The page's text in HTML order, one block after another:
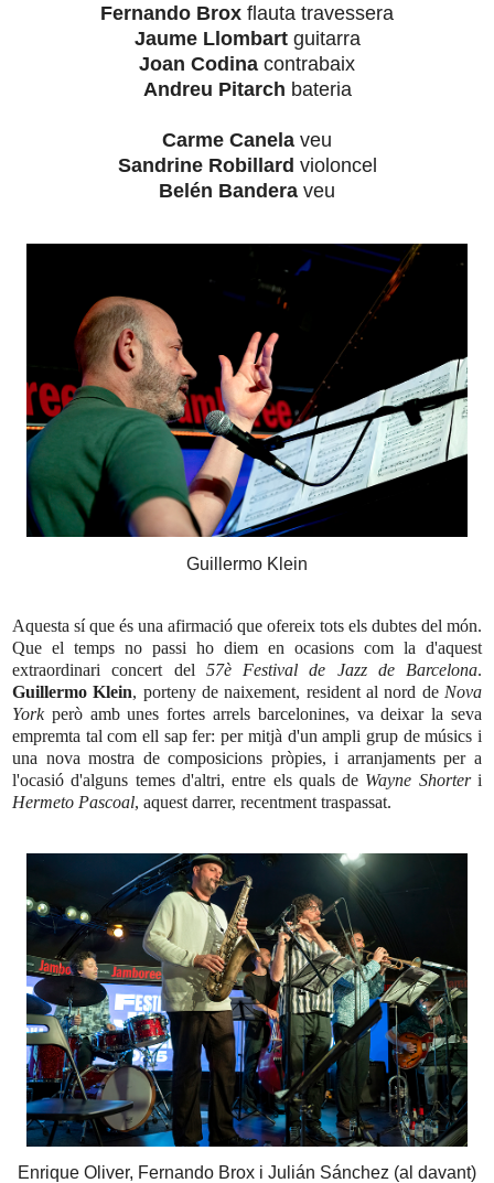
Fernando Brox flauta travessera
Jaume Llombart guitarra
Joan Codina contrabaix
Andreu Pitarch bateria
Carme Canela veu
Sandrine Robillard violoncel
Belén Bandera veu
Guillermo Klein
Aquesta sí que és una afirmació que ofereix tots els dubtes del món.
Que el temps no passi ho diem en ocasions com la d'aquest
extraordinari concert del 57è Festival de Jazz de Barcelona.
Guillermo Klein, porteny de naixement, resident al nord de Nova
Yorkperò amb unes fortes arrels barcelonines, va deixar la seva
empremta tal com ell sap fer: per mitjà d'un ampli grup de músics i
una nova mostra de composicions pròpies, i arranjaments per a
l'ocasió d'alguns temes d'altri, entre els quals de Wayne Shorteri
Hermeto Pascoal, aquest darrer, recentment traspassat.
Enrique Oliver, Fernando Brox i Julián Sánchez (al davant)